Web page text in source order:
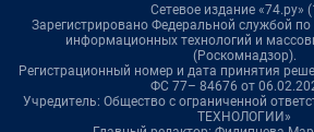
Сетевое издание «74.ру»
Зарегистрировано Федеральной службой по
информационных технологий и
(Роскомнадзор).
Регистрационный номер и дата принятия
ФС 77– 84676 от
Учредитель: Общество с ограниченной
ТЕХНОЛОГИИ»